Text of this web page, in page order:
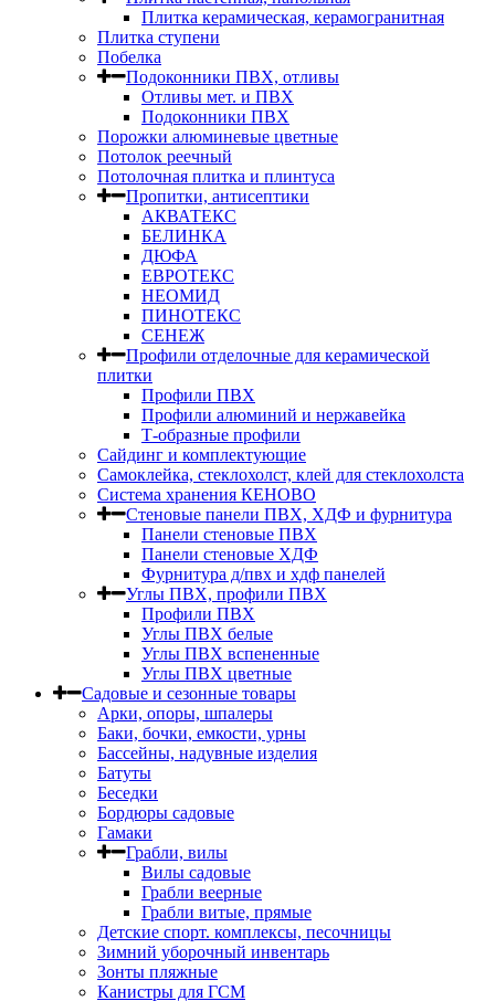
Плитка керамическая, керамогранитная
Плитка ступени
Побелка
Подоконники ПВХ, отливы
Отливы мет. и ПВХ
Подоконники ПВХ
Порожки алюминевые цветные
Потолок реечный
Потолочная плитка и плинтуса
Пропитки, антисептики
АКВАТЕКС
БЕЛИНКА
ДЮФА
ЕВРОТЕКС
НЕОМИД
ПИНОТЕКС
СЕНЕЖ
Профили отделочные для керамической
плитки
Профили ПВХ
Профили алюминий и нержавейка
Т-образные профили
Сайдинг и комплектующие
Самоклейка, стеклохолст, клей для стеклохолста
Система хранения КЕНОВО
Стеновые панели ПВХ, ХДФ и фурнитура
Панели стеновые ПВХ
Панели стеновые ХДФ
Фурнитура д/пвх и хдф панелей
Углы ПВХ, профили ПВХ
Профили ПВХ
Углы ПВХ белые
Углы ПВХ вспененные
Углы ПВХ цветные
Садовые и сезонные товары
Арки, опоры, шпалеры
Баки, бочки, емкости, урны
Бассейны, надувные изделия
Батуты
Беседки
Бордюры садовые
Гамаки
Грабли, вилы
Вилы садовые
Грабли веерные
Грабли витые, прямые
Детские спорт. комплексы, песочницы
Зимний уборочный инвентарь
Зонты пляжные
Канистры для ГСМ